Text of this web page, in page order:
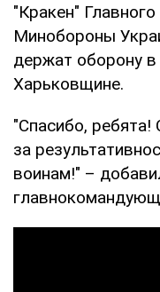
"Кракен"
Минобороны
держат оборону в
Харьковщине.
"Спасибо, ребята!
за
воинам!" –